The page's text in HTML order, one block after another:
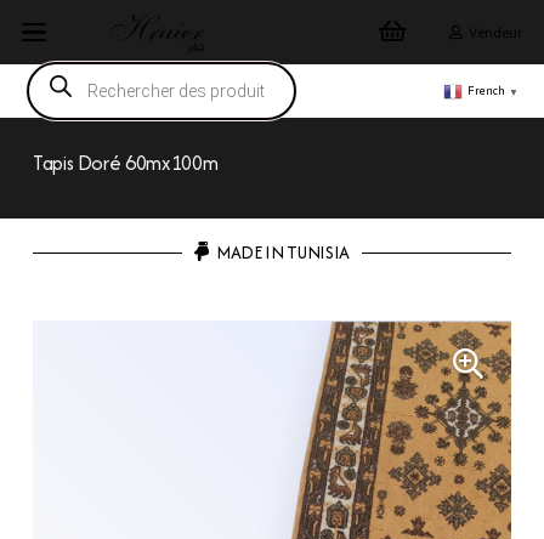
Vendeur
Recherche
de
produits
French ▼
Tapis Doré 60mx100m
MADE IN TUNISIA